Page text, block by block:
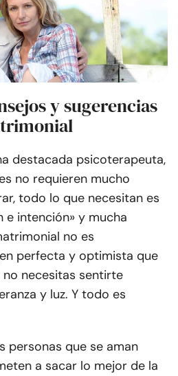
y sugerencias
destacada psicoterapeuta,
no requieren mucho
todo lo que necesitan es
e intención» y mucha
no es
perfecta y optimista que
no necesitas sentirte
y luz. Y todo es
personas que se aman
a sacar lo mejor de la